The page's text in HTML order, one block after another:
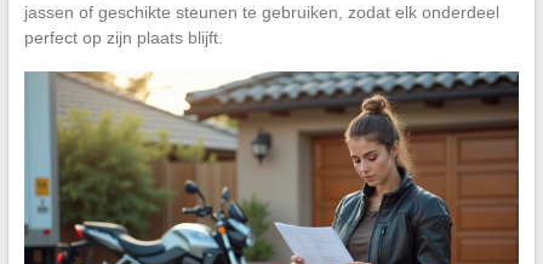
jassen of geschikte steunen te gebruiken, zodat elk onderdeel
perfect op zijn plaats blijft.